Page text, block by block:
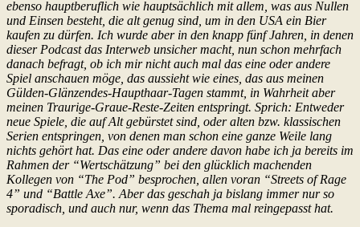
ebenso hauptberuflich wie hauptsächlich mit allem, was aus Nullen
und Einsen besteht, die alt genug sind, um in den USA ein Bier
kaufen zu dürfen. Ich wurde aber in den knapp fünf Jahren, in denen
dieser Podcast das Interweb unsicher macht, nun schon mehrfach
danach befragt, ob ich mir nicht auch mal das eine oder andere
Spiel anschauen möge, das aussieht wie eines, das aus meinen
Gülden-Glänzendes-Haupthaar-Tagen stammt, in Wahrheit aber
meinen Traurige-Graue-Reste-Zeiten entspringt. Sprich: Entweder
neue Spiele, die auf Alt gebürstet sind, oder alten bzw. klassischen
Serien entspringen, von denen man schon eine ganze Weile lang
nichts gehört hat. Das eine oder andere davon habe ich ja bereits im
Rahmen der “Wertschätzung” bei den glücklich machenden
Kollegen von “The Pod” besprochen, allen voran “Streets of Rage
4” und “Battle Axe”. Aber das geschah ja bislang immer nur so
sporadisch, und auch nur, wenn das Thema mal reingepasst hat.